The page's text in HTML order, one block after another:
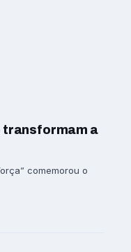
transformam a
comemorou o